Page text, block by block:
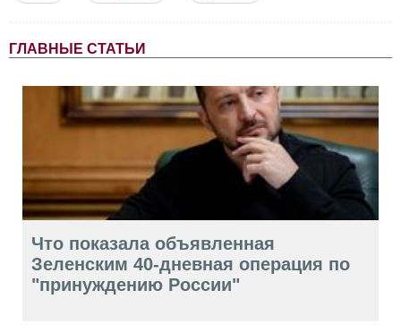
ГЛАВНЫЕ СТАТЬИ
Что показала объявленная
Зеленским 40-дневная операция по
"принуждению России"